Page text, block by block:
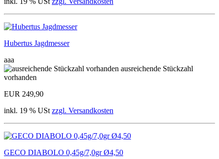
Hubertus Jagdmesser
aaa
ausreichende Stückzahl
vorhanden
EUR 249,90
inkl. 19 % USt zzgl. Versandkosten
GECO DIABOLO 0,45g/7,0gr Ø4,50